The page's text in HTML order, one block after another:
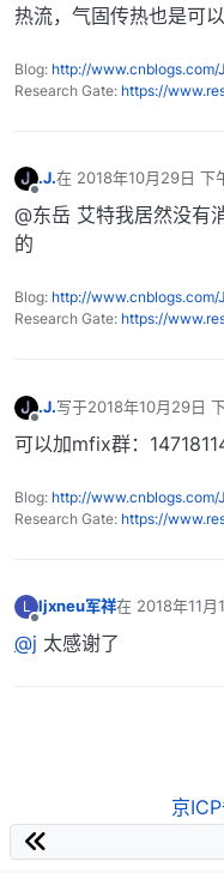
热流，气固传热也是可
Blog: http://www.cnblogs.com/
Research Gate: https://
.J.在 2018年10月29日 下
最后由 编辑
@东岳 艾特我居然没有
的
Blog: http://www.cnblogs.com/
Research Gate: https://
.J.写于2018年10月29日
最后由 编辑
可以加mfix群：
Blog: http://www.cnblogs.com/
Research Gate: https://
L ljxneu军祥在 2018年11月
最后由 编辑
@j 太感谢了
京